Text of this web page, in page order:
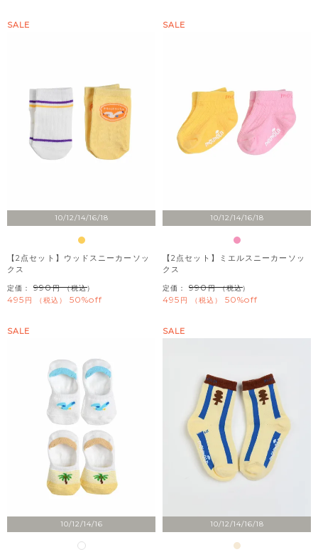
10/12/14/16/18
SALE
【2点セット】ウッドスニーカーソッ
クス
定価： 990 （税込）
495 税込 50%off
10/12/14/16/18
SALE
【2点セット】ミエルスニーカーソッ
クス
定価： 990 （税込）
495 税込 50%off
10/12/14/16
SALE
10/12/14/16/18
SALE